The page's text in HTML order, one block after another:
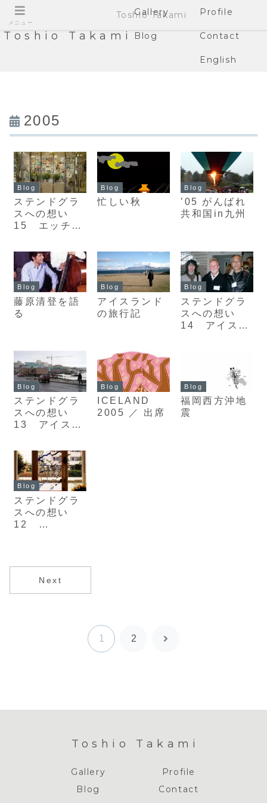
Toshio Takami
Gallery Profile
Blog Contact
English
2005
Blog
ステンドグラ
スへの想い
15 エッチン
Blog
忙しい秋
Blog
’05 がんばれ
共和国in九州
Blog
藤原清登を語
る
Blog
アイスランド
の旅行記
Blog
ステンドグラ
スへの想い
14 アイスラ
Blog
ステンドグラ
スへの想い
13 アイスラ
ァレンス
Blog
ICELAND
2005 ／ 出席
Blog
福岡西方沖地
震
Blog
ステンドグラ
スへの想い
12
Next
1 2
次
Toshio Takami
Gallery
Profile
Blog
Contact
メニュー
Toshio Takami